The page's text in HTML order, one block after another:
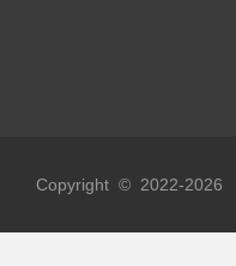
Copyright © 2022-2026